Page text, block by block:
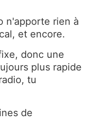
n'apporte rien à
et encore.
donc une
plus rapide
tu
de